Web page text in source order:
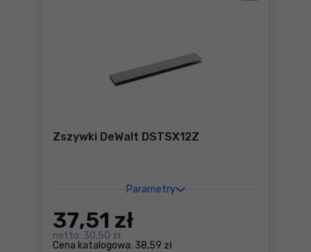
Zszywki DeWalt DSTSX12Z
Parametry
Cena katalogowa: 38,59 zł
37,51 zł
netto: 30,50 zł